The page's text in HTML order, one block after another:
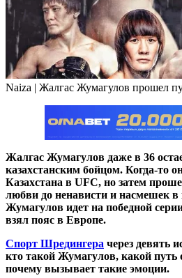
Naiza | Жалгас Жумагулов прошел
Жалгас Жумагулов даже в 36
казахстанским бойцом. Когда-то
Казахстана в UFC, но затем
любви до ненависти и насмешек
Жумагулов идет на победной
взял пояс в Европе.
Спорт Шредингера через девять
кто такой Жумагулов, какой
почему вызывает такие эмоции.